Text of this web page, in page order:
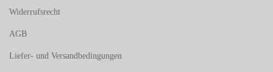
Widerrufsrecht
AGB
Liefer- und Versandbedingungen